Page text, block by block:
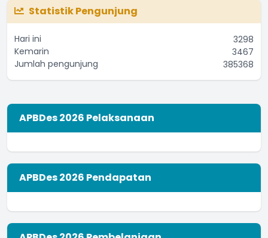
Statistik Pengunjung
Hari ini
3298
Kemarin
3467
Jumlah pengunjung
385368
APBDes 2026 Pelaksanaan
APBDes 2026 Pendapatan